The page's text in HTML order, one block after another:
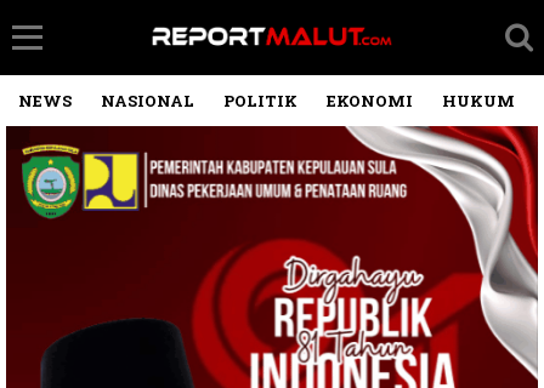
NEWS NASIONAL POLITIK EKONOMI HUKUM